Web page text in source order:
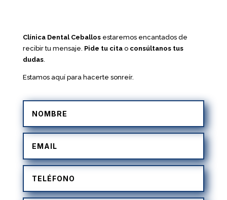
Clínica Dental Ceballosestaremos encantados de
recibir tu mensaje. Pide tu citao consúltanos tus
dudas.
Estamos aquí para hacerte sonreír.